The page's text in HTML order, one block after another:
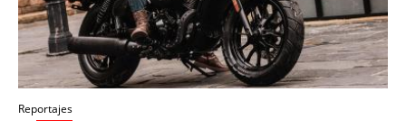
Reportajes